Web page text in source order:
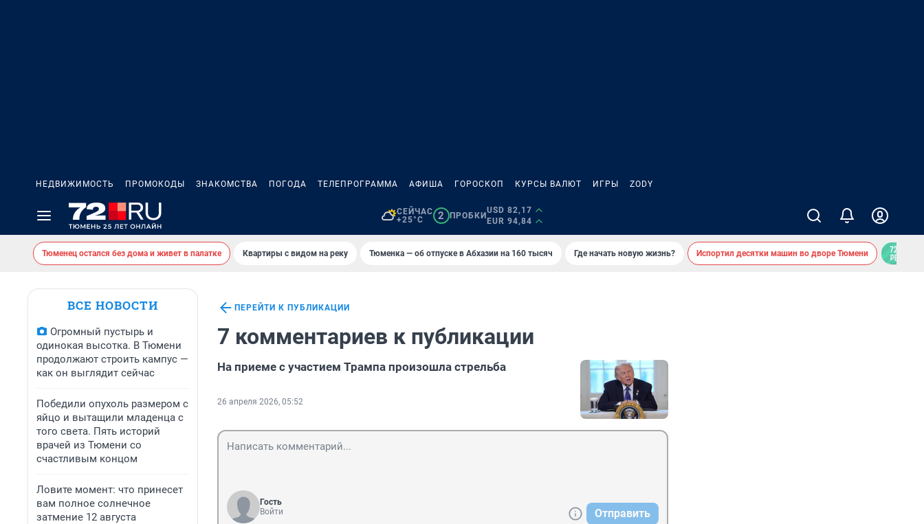
НЕДВИЖИМОСТЬ ПРОМОКОДЫ ЗНАКОМСТВА ПОГОДА ТЕЛЕПРОГРАММА АФИША ГОРОСКОП КУРСЫ ВАЛЮТ ИГРЫ ZODY
СЕЙЧАС
+25°C
2 ПРОБКИ
USD 82,17
EUR 94,84
Тюменец остался без дома и живет в палатке Квартиры с видом на реку Тюменка — об отпуске в Абхазии на 160 тысяч Где начать новую жизнь? Испортил десятки машин во дворе Тюмени
ВСЕ НОВОСТИ
Огромный пустырь и
одинокая высотка. В Тюмени
продолжают строить кампус —
как он выглядит сейчас
Победили опухоль размером с
яйцо и вытащили младенца с
того света. Пять историй
врачей из Тюмени со
счастливым концом
Ловите момент: что принесет
вам полное солнечное
затмение 12 августа
ПЕРЕЙТИ К ПУБЛИКАЦИИ
7 комментариев к публикации
На приеме с участием Трампа произошла стрельба
26 апреля 2026, 05:52
Гость
Войти
Отправить